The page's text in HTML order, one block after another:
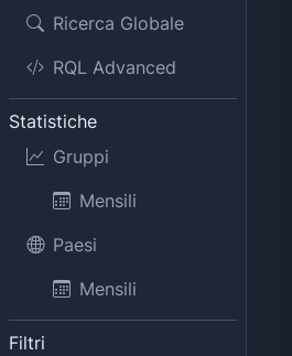
Ricerca Globale
RQL Advanced
Statistiche
Gruppi
Mensili
Paesi
Mensili
Filtri